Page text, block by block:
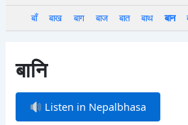
बाँ
बाख बाग बाज बात बाथ बान
बानि
Listen in Nepalbhasa